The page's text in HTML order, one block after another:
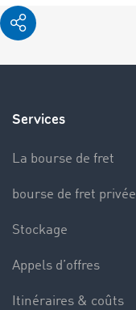
Services
La bourse de fret
bourse de fret privée
Stockage
Appels d’offres
Itinéraires & coûts